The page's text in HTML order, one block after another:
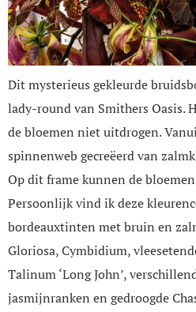
Dit mysterieus gekleurde
lady-round van Smithers Oasis.
de bloemen niet uitdrogen.
spinnenweb gecreëerd van
Op dit frame kunnen de
Persoonlijk vind ik deze
bordeauxtinten met bruin en
Gloriosa, Cymbidium,
Talinum ‘Long John’,
jasmijnranken en gedroogde